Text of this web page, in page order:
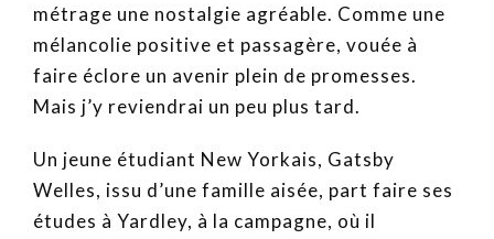
métrage une nostalgie agréable. Comme une
mélancolie positive et passagère, vouée à
faire éclore un avenir plein de promesses.
Mais j’y reviendrai un peu plus tard.
Un jeune étudiant New Yorkais, Gatsby
Welles, issu d’une famille aisée, part faire ses
études à Yardley, à la campagne, où il